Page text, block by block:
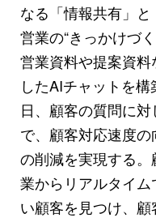
なる「情報共有」と
営業の“きっかけづ
営業資料や提案資
したAIチャットを
日、顧客の質問に
で、顧客対応速度
の削減を実現する
業からリアルタイ
い顧客を見つけ、顧